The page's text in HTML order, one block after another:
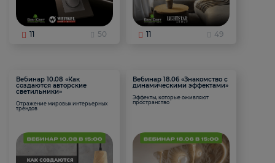
11 50 11 49
Вебинар 10.08 «Как
создаются авторские
светильники»
Отражение мировых интерьерных
трендов
Вебинар 18.06 «Знакомство с
динамическими эффектами»
Эффекты, которые оживляют
пространство